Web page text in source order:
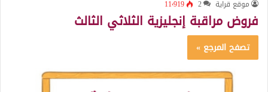
موقع قراية 2 11٬919
فروض مراقبة إنجليزية الثلاثي الثالث
تصفح المرجع »